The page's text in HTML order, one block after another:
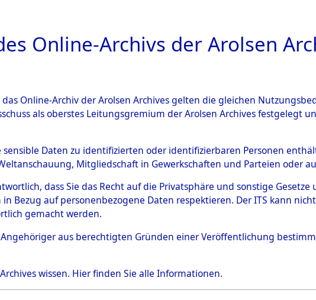
ARCHIVALE ÜBERSICHT BILD
→Kreis Friesland→0159
0159 (101101005)
Übergeordnetes
Niedersachsen
Inhalt
Online-Archivs der Arolsen
Online-Archiv der Arolsen Archives gelten die gleichen
als oberstes Leitungsgremium der Arolsen Archives festgelegt
sensible Daten zu identifizierten oder identifizierbaren Personen
Mitgliedschaft in Gewerkschaften und Parteien oder
dass Sie das Recht auf die Privatsphäre und sonstige
Bezug auf personenbezogene Daten respektieren. Der ITS kann
gemacht werden.
Angehöriger aus berechtigten Gründen einer Veröffentlichung
wissen. Hierfinden Sie alle Informationen.